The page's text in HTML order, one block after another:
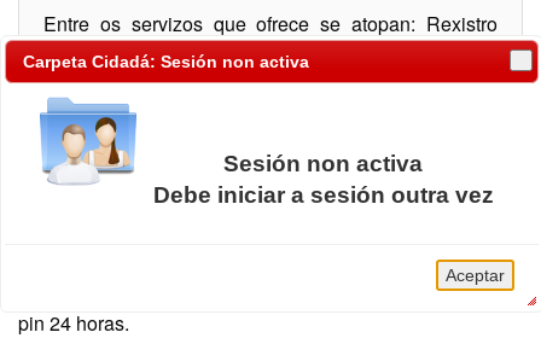
Entre os servizos que ofrece se atopan: Rexistro
Telemático, consulta de expedientes, consulta de
notificacións, información tributaria, multas de tráfico,
padrón de habitantes, ...
Sistemas de acceso
seguintes formas: Sistema Chave PIN-SMS do Concello
de Vigo, DNIe, Certificado electrónico, clave permanente e
pin 24 horas.
Carpeta Cidadá: Sesión non activa
Sesión non activa
Debe iniciar a sesión outra vez
Aceptar